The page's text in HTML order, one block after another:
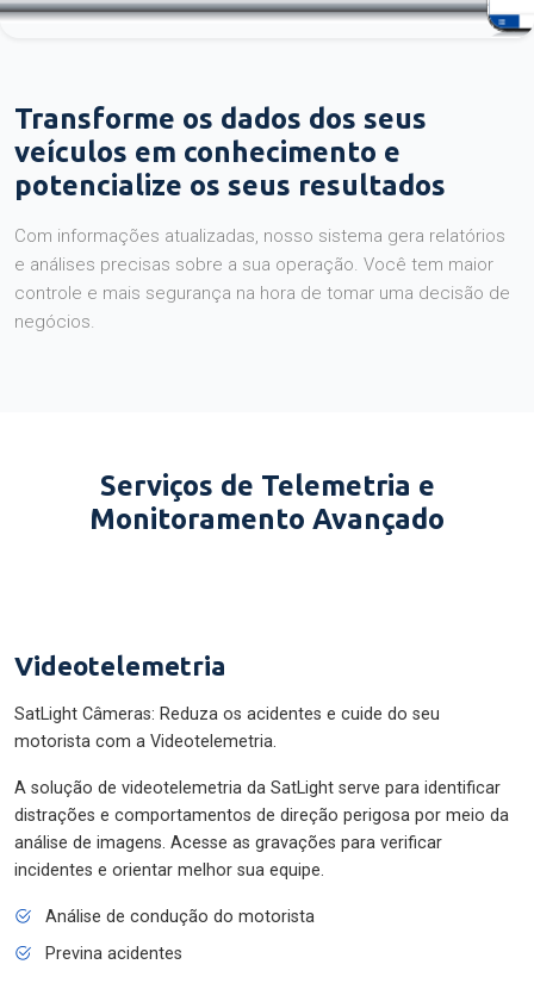
Transforme os dados dos seus
veículos em conhecimento e
potencialize os seus resultados
Com informações atualizadas, nosso sistema gera relatórios
e análises precisas sobre a sua operação. Você tem maior
controle e mais segurança na hora de tomar uma decisão de
negócios.
Serviços de Telemetria e
Monitoramento Avançado
Videotelemetria
SatLight Câmeras: Reduza os acidentes e cuide do seu
motorista com a Videotelemetria.
A solução de videotelemetria da SatLight serve para identificar
distrações e comportamentos de direção perigosa por meio da
análise de imagens. Acesse as gravações para verificar
incidentes e orientar melhor sua equipe.
Análise de condução do motorista
Previna acidentes